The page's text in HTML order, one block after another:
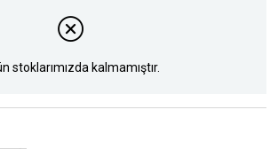
stoklarımızda kalmamıştır.